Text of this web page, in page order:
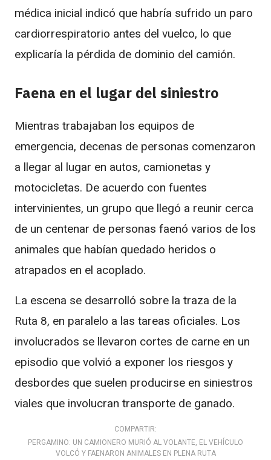
médica inicial indicó que habría sufrido un paro
cardiorrespiratorio antes del vuelco, lo que
explicaría la pérdida de dominio del camión.
Faena en el lugar del siniestro
Mientras trabajaban los equipos de
emergencia, decenas de personas comenzaron
a llegar al lugar en autos, camionetas y
motocicletas. De acuerdo con fuentes
intervinientes, un grupo que llegó a reunir cerca
de un centenar de personas faenó varios de los
animales que habían quedado heridos o
atrapados en el acoplado.
La escena se desarrolló sobre la traza de la
Ruta 8, en paralelo a las tareas oficiales. Los
involucrados se llevaron cortes de carne en un
episodio que volvió a exponer los riesgos y
desbordes que suelen producirse en siniestros
viales que involucran transporte de ganado.
COMPARTIR:
PERGAMINO: UN CAMIONERO MURIÓ AL VOLANTE, EL VEHÍCULO
VOLCÓ Y FAENARON ANIMALES EN PLENA RUTA